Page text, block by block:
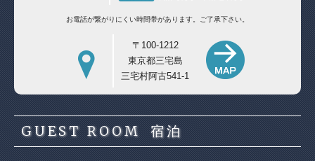
お電話が繋がりにくい時間帯があります。 ご了承下さい。
〒100-1212
東京都三宅島
三宅村阿古541-1
GUEST ROOM 宿泊